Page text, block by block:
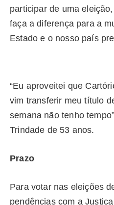
participar de uma
faça a diferença para a
Estado e o nosso país
“Eu aproveitei que
vim transferir meu título
semana não tenho
Trindade de 53 anos.
Prazo
Para votar nas eleições
pendências com a